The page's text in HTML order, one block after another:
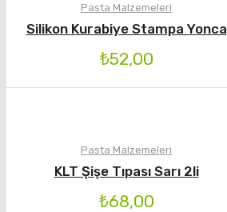
Pasta Malzemeleri
Silikon Kurabiye Stampa Yonca
₺52,00
Pasta Malzemeleri
KLT Şişe Tıpası Sarı 2li
₺68,00